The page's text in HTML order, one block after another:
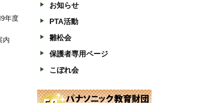
年度
内
お知らせ
PTA活動
雛松会
保護者専用ページ
こぼれ会